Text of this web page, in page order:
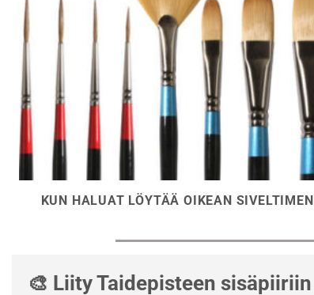
KUN HALUAT LÖYTÄÄ OIKEAN SIVELTIMEN
🎨 Liity Taidepisteen sisäpiiriin